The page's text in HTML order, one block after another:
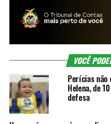
VOCÊ
Perícias não
Helena, de
defesa